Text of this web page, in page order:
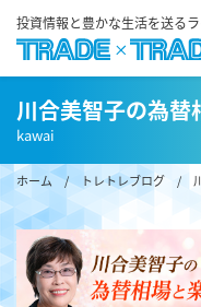
投資情報と豊かな生活を送る
川合美智子の為替
kawai
ホーム/ トレトレブログ /